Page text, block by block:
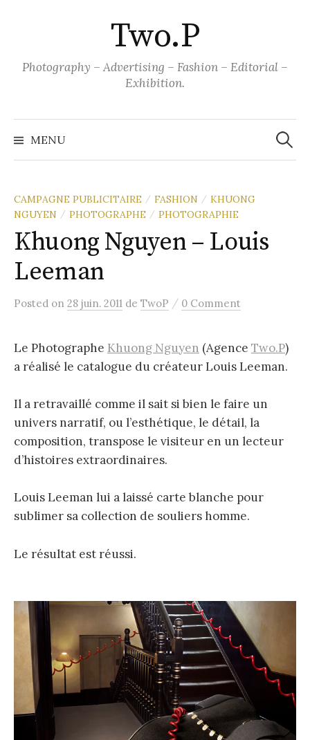
Two.P
Photography – Advertising – Fashion – Editorial –
Exhibition.
MENU
CAMPAGNE PUBLICITAIRE / FASHION / KHUONG
NGUYEN
/ PHOTOGRAPHE / PHOTOGRAPHIE
Khuong Nguyen – Louis
Leeman
Posted on 28 juin. 2011 de TwoP / 0 Comment
Le Photographe Khuong Nguyen (Agence Two.P)
a réalisé le catalogue du créateur Louis Leeman.
Il a retravaillé comme il sait si bien le faire un
univers narratif, ou l’esthétique, le détail, la
composition, transpose le visiteur en un lecteur
d’histoires extraordinaires.
Louis Leeman lui a laissé carte blanche pour
sublimer sa collection de souliers homme.
Le résultat est réussi.